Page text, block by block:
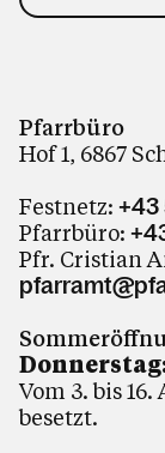
Pfarrbüro
Hof 1, 6867
Festnetz: +43
Pfarrbüro:
Pfr. Cristian
Vom 3. bis
besetzt.